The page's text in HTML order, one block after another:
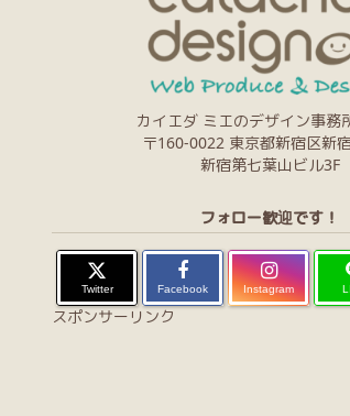
カイエダ ミエのデザイン事務
〒160-0022 東京都新宿区新
新宿第七葉山ビル3F
フォロー歓迎です！
Twitter Facebook Instagram
スポンサーリンク